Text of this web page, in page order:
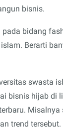
bisnis.
bidang
Berarti
swasta
bisnis hijab di
trend tersebut.